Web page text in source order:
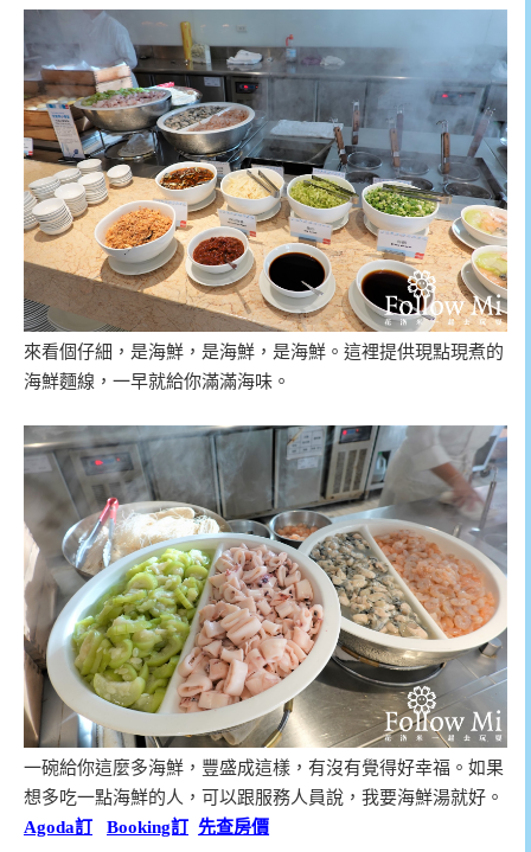
來看個仔細，是海鮮，是海鮮，是海鮮。這裡提供現點現煮的
海鮮麵線，一早就給你滿滿海味。
一碗給你這麼多海鮮，豐盛成這樣，有沒有覺得好幸福。如果
想多吃一點海鮮的人，可以跟服務人員說，我要海鮮湯就好。
Agoda訂
Booking訂 先查房價